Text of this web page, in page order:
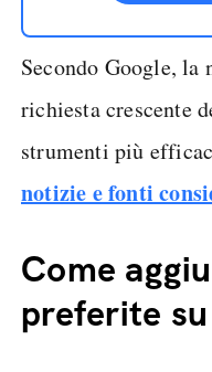
Secondo Google, la
richiesta crescente
strumenti più
notizie e fonti
Come
preferite